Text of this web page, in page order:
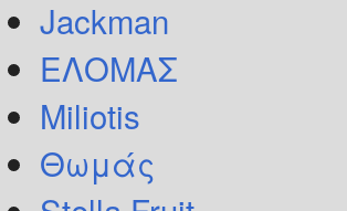
Jackman
ΕΛΟΜΑΣ
Miliotis
Θωμάς